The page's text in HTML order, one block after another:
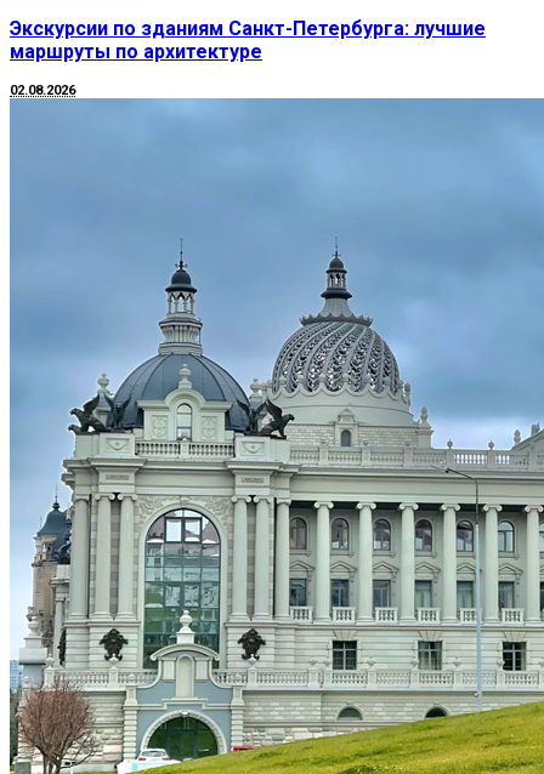
Экскурсии по зданиям Санкт-Петербурга: лучшие
маршруты по архитектуре
02.08.2026